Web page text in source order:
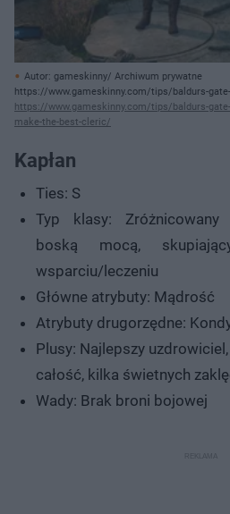
Autor: gameskinny/ Archiwum prywatne
https://www.gameskinny.com/tips/baldurs-
make-the-best-cleric/
https://www.gameskinny.com/tips/baldurs-
make-the-best-cleric/
Kapłan
Ties: S
Typ klasy: Zróżnicowany
boską mocą,
wsparciu/leczeniu
Główne atrybuty: Mądrość
Atrybuty drugorzędne:
Plusy: Najlepszy
całość, kilka świetnych
Wady: Brak broni bojowej